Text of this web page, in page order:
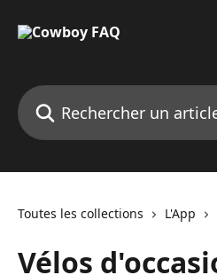
Rechercher un article...
Toutes les collections L'App
Vélos